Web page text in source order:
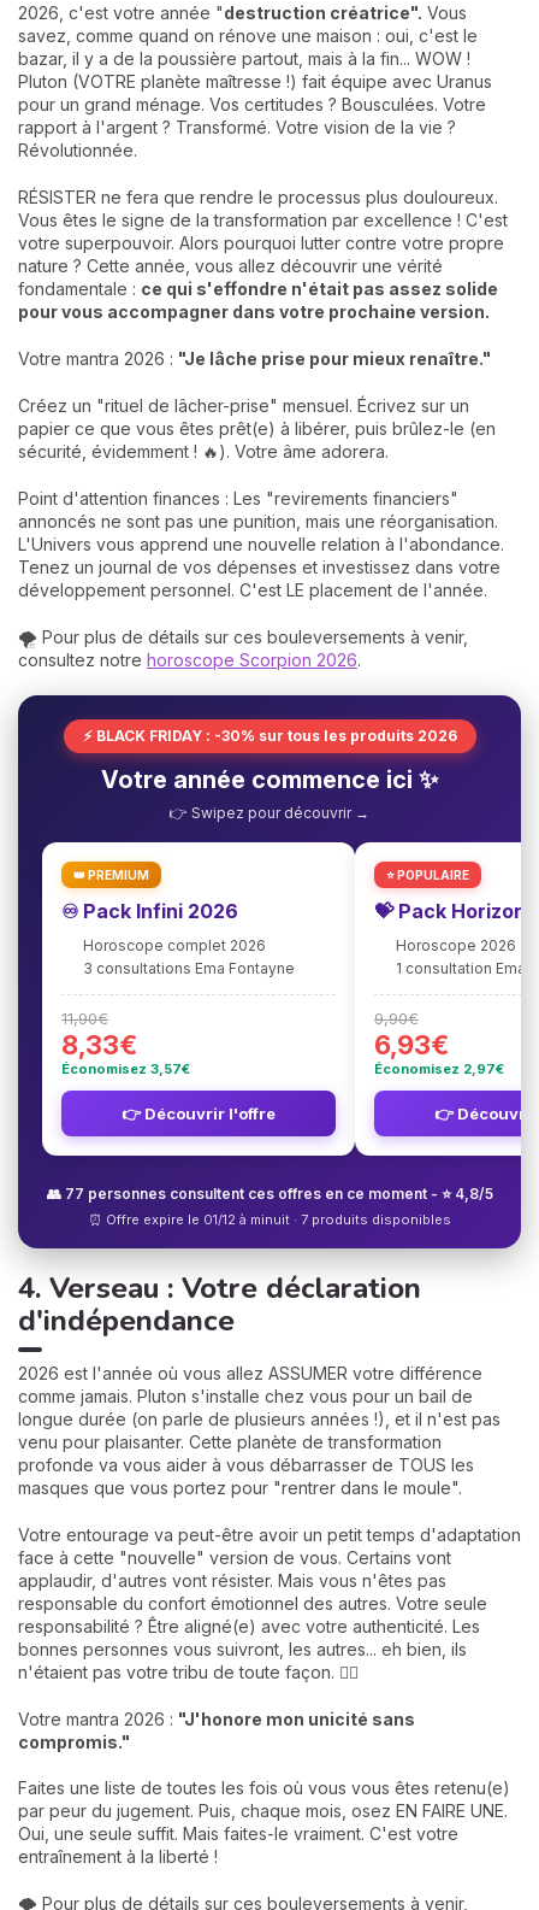
2026, c'est votre année "destruction créatrice". Vous
savez, comme quand on rénove une maison : oui, c'est le
bazar, il y a de la poussière partout, mais à la fin... WOW !
Pluton (VOTRE planète maîtresse !) fait équipe avec Uranus
pour un grand ménage. Vos certitudes ? Bousculées. Votre
rapport à l'argent ? Transformé. Votre vision de la vie ?
Révolutionnée.
RÉSISTER ne fera que rendre le processus plus douloureux.
Vous êtes le signe de la transformation par excellence ! C'est
votre superpouvoir. Alors pourquoi lutter contre votre propre
nature ? Cette année, vous allez découvrir une vérité
fondamentale : ce qui s'effondre n'était pas assez solide
pour vous accompagner dans votre prochaine version.
Votre mantra 2026 : "Je lâche prise pour mieux renaître."
Créez un "rituel de lâcher-prise" mensuel. Écrivez sur un
papier ce que vous êtes prêt(e) à libérer, puis brûlez-le (en
sécurité, évidemment ! 🔥). Votre âme adorera.
Point d'attention finances : Les "revirements financiers"
annoncés ne sont pas une punition, mais une réorganisation.
L'Univers vous apprend une nouvelle relation à l'abondance.
Tenez un journal de vos dépenses et investissez dans votre
développement personnel. C'est LE placement de l'année.
🌪️ Pour plus de détails sur ces bouleversements à venir,
consultez notre horoscope Scorpion 2026.
⚡ BLACK FRIDAY : -30% sur tous les produits 2026
Votre année commence ici ✨
👉 Swipez pour découvrir →
👑 PREMIUM
♾️ Pack Infini 2026
Horoscope complet 2026
3 consultations Ema Fontayne
11,90€
8,33€
Économisez 3,57€
👉 Découvrir l'offre
⭐ POPULAIRE
💝 Pack Horizon
Horoscope 2026
1 consultation Ema
9,90€
6,93€
Économisez 2,97€
👉
👥 77 personnes consultent ces offres en ce moment - ⭐ 4,8/5
⏰ Offre expire le 01/12 à minuit · 7 produits disponibles
4. Verseau : Votre déclaration
d'indépendance
2026 est l'année où vous allez ASSUMER votre différence
comme jamais. Pluton s'installe chez vous pour un bail de
longue durée (on parle de plusieurs années !), et il n'est pas
venu pour plaisanter. Cette planète de transformation
profonde va vous aider à vous débarrasser de TOUS les
masques que vous portez pour "rentrer dans le moule".
Votre entourage va peut-être avoir un petit temps d'adaptation
face à cette "nouvelle" version de vous. Certains vont
applaudir, d'autres vont résister. Mais vous n'êtes pas
responsable du confort émotionnel des autres. Votre seule
responsabilité ? Être aligné(e) avec votre authenticité. Les
bonnes personnes vous suivront, les autres... eh bien, ils
n'étaient pas votre tribu de toute façon. 🤷‍♀️
Votre mantra 2026 : "J'honore mon unicité sans
compromis."
Faites une liste de toutes les fois où vous vous êtes retenu(e)
par peur du jugement. Puis, chaque mois, osez EN FAIRE UNE.
Oui, une seule suffit. Mais faites-le vraiment. C'est votre
entraînement à la liberté !
🌪️ Pour plus de détails sur ces bouleversements à venir,